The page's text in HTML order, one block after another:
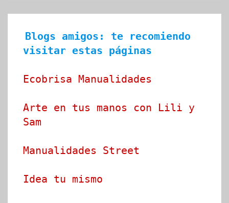
Blogs amigos: te recomiendo
visitar estas páginas
Ecobrisa Manualidades
Arte en tus manos con Lili y
Sam
Manualidades Street
Idea tu mismo